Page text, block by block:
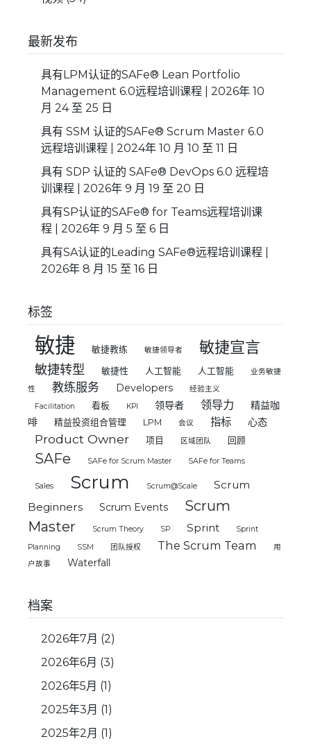
最新发布
具有LPM认证的SAFe® Lean Portfolio
Management 6.0远程培训课程 | 2026年 10
月 24 至 25 日
具有 SSM 认证的SAFe® Scrum Master 6.0
远程培训课程 | 2024年 10 月 10 至 11 日
具有 SDP 认证的 SAFe® DevOps 6.0 远程培
训课程 | 2026年 9 月 19 至 20 日
具有SP认证的SAFe® for Teams远程培训课
程 | 2026年 9 月 5 至 6 日
具有SA认证的Leading SAFe®远程培训课程 |
2026年 8 月 15 至 16 日
标签
敏捷 敏捷教练 敏捷领导者 敏捷宣言
敏捷转型 敏捷性 人工智能 人工智能
业务敏捷
性
教练服务 Developers
经验主义
Facilitation
看板 KPI 领导者 领导力
精益咖
啡
精益投资组合管理 LPM 会议 指标 心态
Product Owner 项目 区域团队 回顾
SAFe SAFe for Scrum Master SAFe for Teams
Sales Scrum Scrum@Scale
Scrum
Beginners
Scrum Events
Scrum
Master
Scrum Theory SP Sprint
Sprint
Planning
SSM 团队授权 The Scrum Team
用
户故事
Waterfall
档案
2026年7月 (2)
2026年6月 (3)
2026年5月 (1)
2025年3月 (1)
2025年2月 (1)